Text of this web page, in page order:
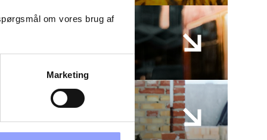
om vores brug af
Marketing